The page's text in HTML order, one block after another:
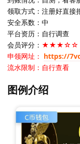
领取方式：注册好直接
安全系数：中
平台资历：自行调查
会员评分： ★★★☆☆
申领网址： https://
流水限制：自行查看
图例介绍